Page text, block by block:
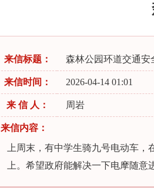
来信标题： 森林公园环道交通安
来信时间： 2026-04-14 01:01
来 信 人： 周岩
来信内容：
上周末，有中学生骑九号电动车
上。希望政府能解决一下电摩随意